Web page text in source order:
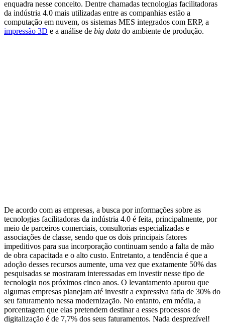
enquadra nesse conceito. Dentre chamadas tecnologias facilitadoras
da indústria 4.0 mais utilizadas entre as companhias estão a
computação em nuvem, os sistemas MES integrados com ERP, a
impressão 3D e a análise de big data do ambiente de produção.
De acordo com as empresas, a busca por informações sobre as
tecnologias facilitadoras da indústria 4.0 é feita, principalmente, por
meio de parceiros comerciais, consultorias especializadas e
associações de classe, sendo que os dois principais fatores
impeditivos para sua incorporação continuam sendo a falta de mão
de obra capacitada e o alto custo. Entretanto, a tendência é que a
adoção desses recursos aumente, uma vez que exatamente 50% das
pesquisadas se mostraram interessadas em investir nesse tipo de
tecnologia nos próximos cinco anos. O levantamento apurou que
algumas empresas planejam até investir a expressiva fatia de 30% do
seu faturamento nessa modernização. No entanto, em média, a
porcentagem que elas pretendem destinar a esses processos de
digitalização é de 7,7% dos seus faturamentos. Nada desprezível!